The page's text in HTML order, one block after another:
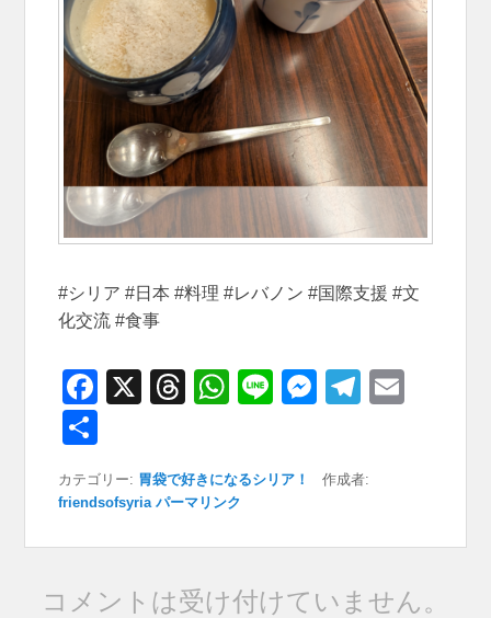
#シリア #日本 #料理 #レバノン #国際支援 #文
化交流 #食事
F
e
o
X
T
a
W
s
p
Li
M
e
er
T
gr
有
カテゴリー: 胃袋で好きになるシリア！
作成者:
friendsofsyria パーマリンク
コメントは受け付けていません。